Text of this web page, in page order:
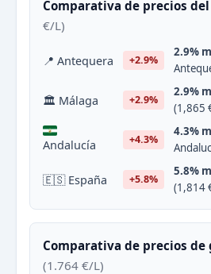
Comparativa de precios
€/L)
📍 Antequera +2.9%
2.9%
🏛 Málaga +2.9%
2.9%
(1,865
Andalucía +4.3%
4.3%
🇪🇸 España +5.8%
5.8%
(1,814
Comparativa de precios de
(1.764 €/L)